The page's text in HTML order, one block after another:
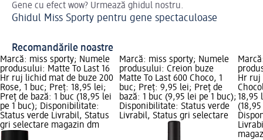
Gene cu efect wow? Urmează ghidul nostru.
Ghidul Miss Sporty pentru gene spectaculoase
Recomandările noastre
Marcă: miss sporty; Numele
produsului: Matte To Last 16
Hr ruj lichid mat de buze 200
Rose, 1 buc; Preț: 18,95 lei;
Preț de bază: 1 buc (18,95 lei
pe 1 buc); Disponibilitate:
Status verde Livrabil, Status
gri selectare magazin dm
Marcă: miss sporty; Numele
produsului: Creion buze
Matte To Last 600 Choco, 1
buc; Preț: 9,95 lei; Preț de
bază: 1 buc (9,95 lei pe 1 buc);
Disponibilitate: Status verde
Livrabil, Status gri selectare
Hr ruj
18,95